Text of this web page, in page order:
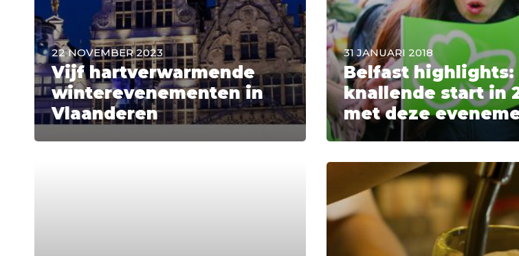
22 NOVEMBER 2023
Vijf hartverwarmende
winterevenementen in
Vlaanderen
31 JANUARI 2018
Belfast highlights:
knallende start in
met deze